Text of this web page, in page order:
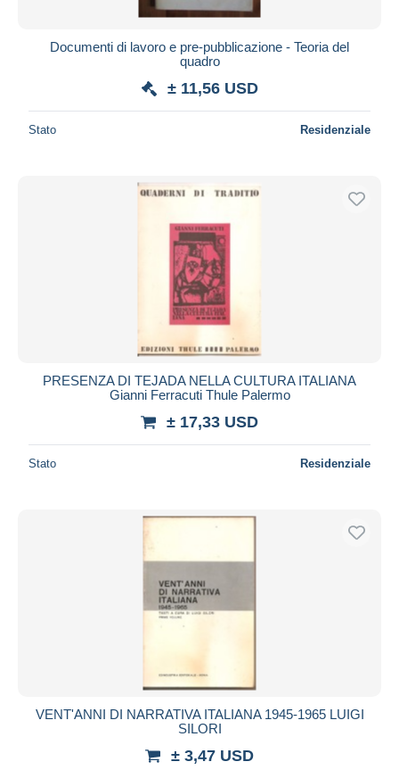
Documenti di lavoro e pre-pubblicazione - Teoria del
quadro
± 11,56 USD
Stato Residenziale
PRESENZA DI TEJADA NELLA CULTURA ITALIANA
Gianni Ferracuti Thule Palermo
± 17,33 USD
Stato Residenziale
VENT'ANNI DI NARRATIVA ITALIANA 1945-1965 LUIGI
SILORI
± 3,47 USD